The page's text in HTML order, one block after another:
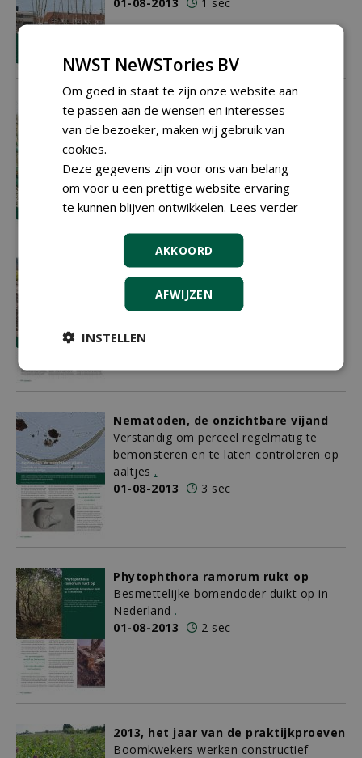
In MPS-score verschuiving naar
verbruik per product
In MPS-score verschuiving naar verbruik
01-08-2013
2 sec
Compost als bufferzone tegen
cylindrocladium
Leenaerts Boomkwekerijen bv rijdt voor
het derde jaar natuurcompost tussen de
jonge buxus
Nematoden, de onzichtbare vijand
Verstandig om perceel regelmatig te
bemonsteren en te laten controleren op
aaltjes .
01-08-2013
3 sec
Phytophthora ramorum rukt op
Besmettelijke bomendoder duikt op in
Nederland .
01-08-2013
2 sec
2013, het jaar van de praktijkproeven
Boomkwekers werken constructief
NWST NeWSTories BV
Om goed in staat te zijn onze website aan
te passen aan de wensen en interesses
van de bezoeker, maken wij gebruik van
cookies.
Deze gegevens zijn voor ons van belang
om voor u een prettige website ervaring
te kunnen blijven ontwikkelen. Lees verder
AKKOORD
AFWIJZEN
INSTELLEN